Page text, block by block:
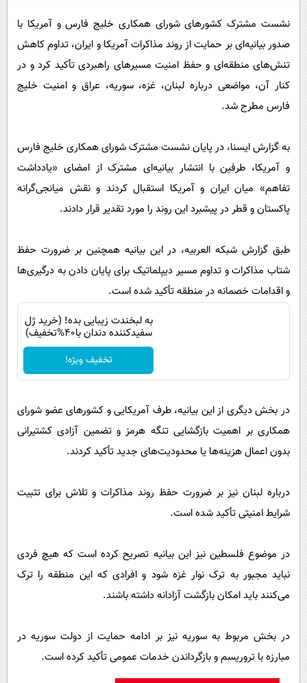
فناوری
حوادث
بین الملل
اجتماعی
روانشناسی
دانلود
نشست مشترک کشورهای شورای همکاری خلیج فارس و آمریکا با
صدور بیانیه‌ای بر حمایت از روند مذاکرات آمریکا و ایران، تداوم کاهش
تنش‌های منطقه‌ای و حفظ امنیت مسیرهای راهبردی تأکید کرد و در
کنار آن، مواضعی درباره لبنان، غزه، سوریه، عراق و امنیت خلیج
فارس مطرح شد.
به گزارش ایسنا، در پایان نشست مشترک شورای همکاری خلیج فارس
و آمریکا، طرفین با انتشار بیانیه‌ای مشترک از امضای «یادداشت
تفاهم» میان ایران و آمریکا استقبال کردند و نقش میانجی‌گرانه
پاکستان و قطر در پیشبرد این روند را مورد تقدیر قرار دادند.
طبق گزارش شبکه العربیه، در این بیانیه همچنین بر ضرورت حفظ
شتاب مذاکرات و تداوم مسیر دیپلماتیک برای پایان دادن به درگیری‌ها
و اقدامات خصمانه در منطقه تأکید شده است.
به لبخندت زیبایی بده! (خرید ژل
سفیدکننده دندان با40%تخفیف)
تخفیف ویژه!
در بخش دیگری از این بیانیه، طرف آمریکایی و کشورهای عضو شورای
همکاری بر اهمیت بازگشایی تنگه هرمز و تضمین آزادی کشتیرانی
بدون اعمال هزینه‌ها یا محدودیت‌های جدید تأکید کردند.
درباره لبنان نیز بر ضرورت حفظ روند مذاکرات و تلاش برای تثبیت
شرایط امنیتی تأکید شده است.
در موضوع فلسطین نیز این بیانیه تصریح کرده است که هیچ فردی
نباید مجبور به ترک نوار غزه شود و افرادی که این منطقه را ترک
می‌کنند باید امکان بازگشت آزادانه داشته باشند.
در بخش مربوط به سوریه نیز بر ادامه حمایت از دولت سوریه در
مبارزه با تروریسم و بازگرداندن خدمات عمومی تأکید کرده است.